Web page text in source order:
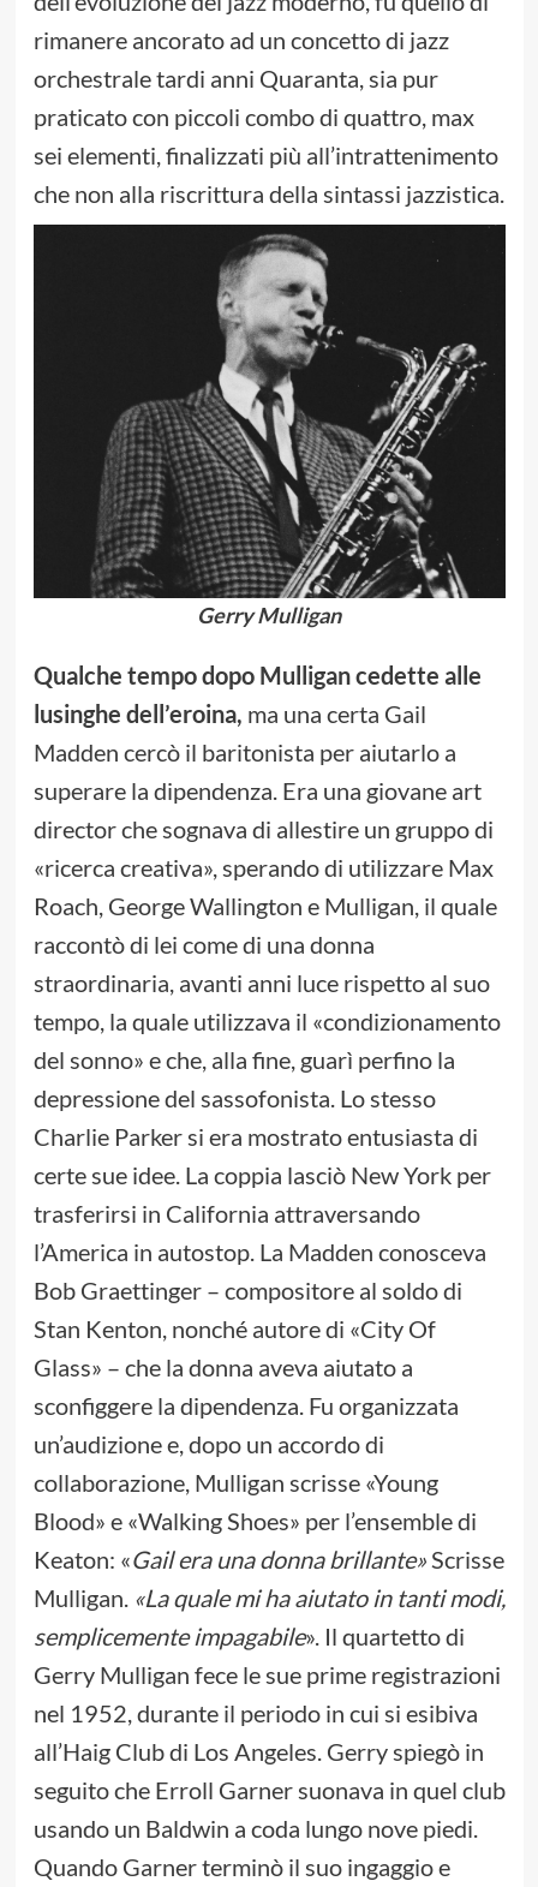
rimanere ancorato ad un concetto di jazz
orchestrale tardi anni Quaranta, sia pur
praticato con piccoli combo di quattro, max
sei elementi, finalizzati più all’intrattenimento
che non alla riscrittura della sintassi jazzistica.
Gerry Mulligan
Qualche tempo dopo Mulligan cedette alle
lusinghe dell’eroina, ma una certa Gail
Madden cercò il baritonista per aiutarlo a
superare la dipendenza. Era una giovane art
director che sognava di allestire un gruppo di
«ricerca creativa», sperando di utilizzare Max
Roach, George Wallington e Mulligan, il quale
raccontò di lei come di una donna
straordinaria, avanti anni luce rispetto al suo
tempo, la quale utilizzava il «condizionamento
del sonno» e che, alla fine, guarì perfino la
depressione del sassofonista. Lo stesso
Charlie Parker si era mostrato entusiasta di
certe sue idee. La coppia lasciò New York per
trasferirsi in California attraversando
l’America in autostop. La Madden conosceva
Bob Graettinger – compositore al soldo di
Stan Kenton, nonché autore di «City Of
Glass» – che la donna aveva aiutato a
sconfiggere la dipendenza. Fu organizzata
un’audizione e, dopo un accordo di
collaborazione, Mulligan scrisse «Young
Blood» e «Walking Shoes» per l’ensemble di
Keaton: «Gail era una donna brillante»Scrisse
Mulligan.«La quale mi ha aiutato in tanti modi,
semplicemente impagabile». Il quartetto di
Gerry Mulligan fece le sue prime registrazioni
nel 1952, durante il periodo in cui si esibiva
all’Haig Club di Los Angeles. Gerry spiegò in
seguito che Erroll Garner suonava in quel club
usando un Baldwin a coda lungo nove piedi.
Quando Garner terminò il suo ingaggio e